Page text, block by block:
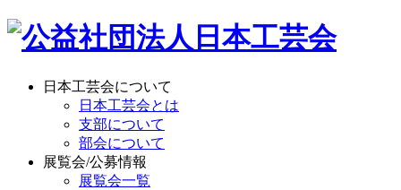
日本工芸会について
日本工芸会とは
支部について
部会について
展覧会/公募情報
展覧会一覧